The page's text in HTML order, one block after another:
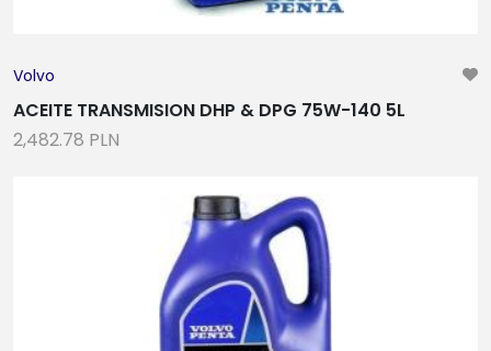
Volvo
ACEITE TRANSMISION DHP & DPG 75W-140 5L
2,482.78 PLN